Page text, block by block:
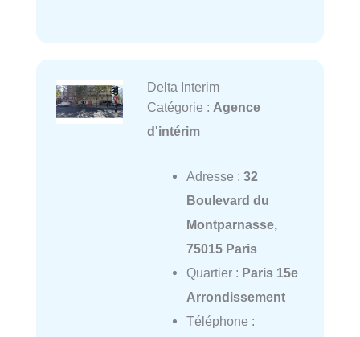
Delta Interim
Catégorie : Agence
d'intérim
Adresse : 32
Boulevard du
Montparnasse,
75015 Paris
Quartier : Paris 15e
Arrondissement
Téléphone :